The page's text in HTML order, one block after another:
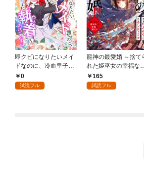
即クビになりたいメイ
ドなのに、冷血皇子に
執着されています第1
話
0
試読フル
龍神の最愛婚 ～捨て
れた姫巫女の幸福な
入り～: 1
165
試読フル